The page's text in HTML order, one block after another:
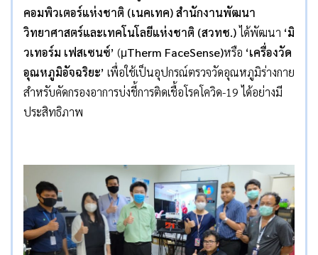
คอมพิวเตอร์แห่งชาติ (เนคเทค) สำนักงานพัฒนา
วิทยาศาสตร์และเทคโนโลยีแห่งชาติ (สวทช.)ได้พัฒนา ‘มิ
วเทอร์ม เฟสเซนซ์’ (μTherm FaceSense)หรือ ‘เครื่องวัด
อุณหภูมิอัจฉริยะ’ เพื่อใช้เป็นอุปกรณ์ตรวจวัดอุณหภูมิร่างกาย
สำหรับคัดกรองอาการบ่งชี้การติดเชื้อโรคโควิด-19 ได้อย่างมี
ประสิทธิภาพ